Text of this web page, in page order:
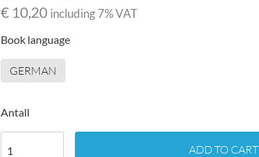
€ 10,20 including 7% VAT
Book language
GERMAN
Antall
ADD TO CART